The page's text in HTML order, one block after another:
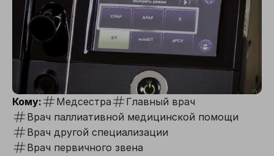
Кому: Медсестра
Главный врач
Врач паллиативной медицинской помощи
Врач другой специализации
Врач первичного звена